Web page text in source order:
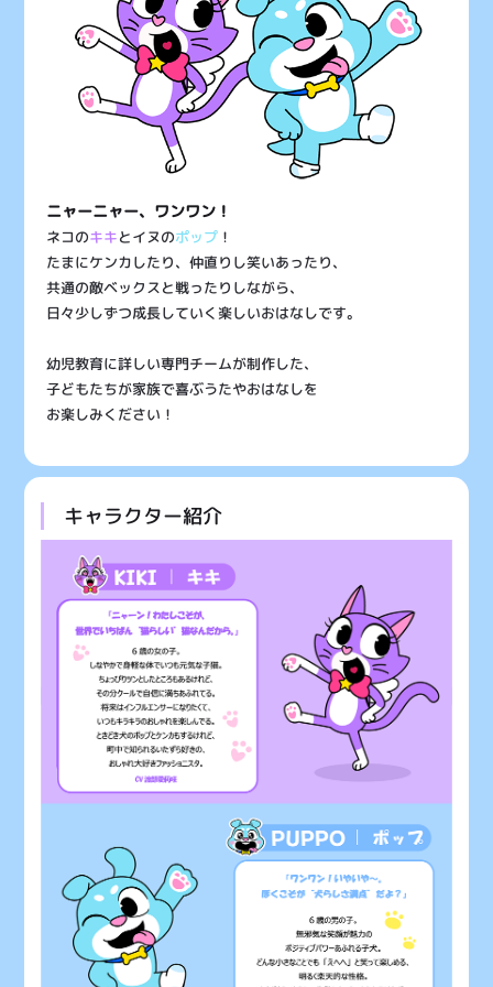
ニャーニャー、ワンワン！
ネコのキキとイヌのポップ ！
たまにケンカしたり、仲直りし笑いあったり、
共通の敵ベックスと戦ったりしながら、
日々少しずつ成長していく楽しいおはなしです。
幼児教育に詳しい専門チームが制作した、
子どもたちが家族で喜ぶうたやおはなしを
お楽しみください！
キャラクター紹介